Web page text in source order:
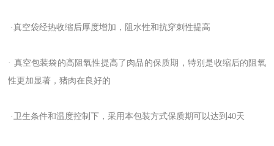
·真空袋经热收缩后厚度增加，阻水性和抗穿刺性提高
· 真空包装袋的高阻氧性提高了肉品的保质期，特别是收缩后的阻氧
性更加显著，猪肉在良好的
·卫生条件和温度控制下，采用本包装方式保质期可以达到40天